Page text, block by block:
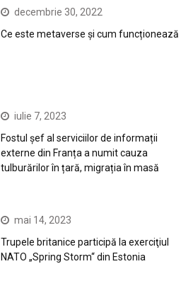
decembrie 30, 2022
Ce este metaverse și cum funcționează
iulie 7, 2023
Fostul șef al serviciilor de informații
externe din Franța a numit cauza
tulburărilor în țară, migrația în masă
mai 14, 2023
Trupele britanice participă la exerciţiul
NATO „Spring Storm“ din Estonia